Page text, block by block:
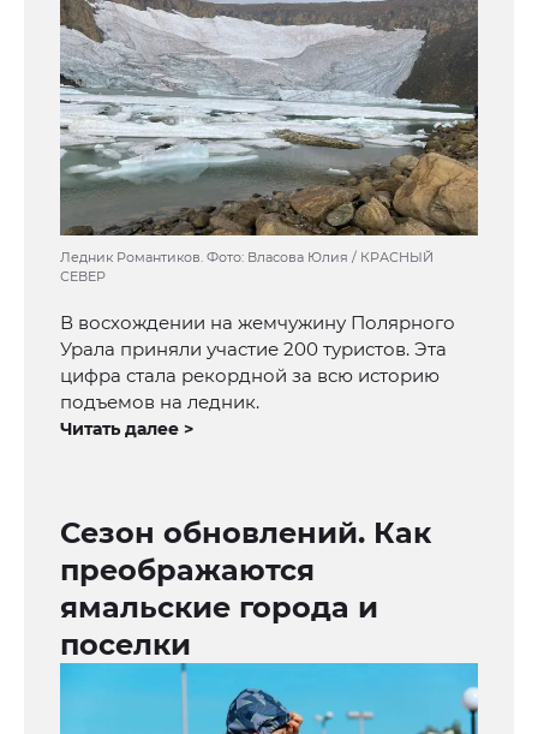
Ледник Романтиков. Фото: Власова Юлия / КРАСНЫЙ
СЕВЕР
В восхождении на жемчужину Полярного
Урала приняли участие 200 туристов. Эта
цифра стала рекордной за всю историю
подъемов на ледник.
Читать далее >
Сезон обновлений. Как
преображаются
ямальские города и
поселки